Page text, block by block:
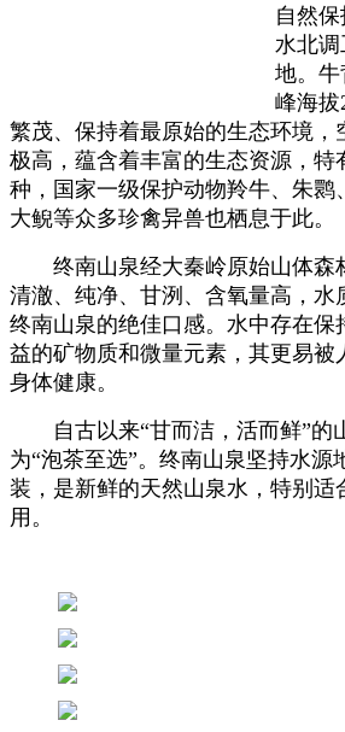
自然
水北
地。
峰海拔
繁茂、保持着最原始的生态环境，
极高，蕴含着丰富的生态资源，特
种，国家一级保护动物羚牛、朱鹮
大鲵等众多珍禽异兽也栖息于此。
终南山泉经大秦岭原始山体森
清澈、纯净、甘洌、含氧量高，水
终南山泉的绝佳口感。水中存在保
益的矿物质和微量元素，其更易被
身体健康。
自古以来“甘而洁，活而鲜”的
为“泡茶至选”。终南山泉坚持水源
装，是新鲜的天然山泉水，特别适
用。